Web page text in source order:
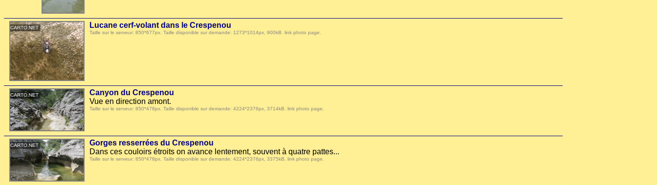
Lucane cerf-volant dans le Crespenou
Taille sur le serveur: 850*677px. Taille disponible sur demande: 1273*1014px, 900kB. link photo page
Canyon du Crespenou
Vue en direction amont.
Taille sur le serveur: 850*478px. Taille disponible sur demande: 4224*2376px, 3714kB. link photo page
Gorges resserrées du Crespenou
Dans ces couloirs étroits on avance lentement, souvent à quatre pattes...
Taille sur le serveur: 850*478px. Taille disponible sur demande: 4224*2376px, 3375kB. link photo page